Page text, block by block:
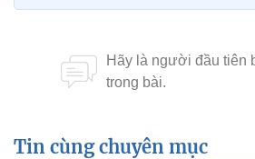
Tin cùng chuyên mục